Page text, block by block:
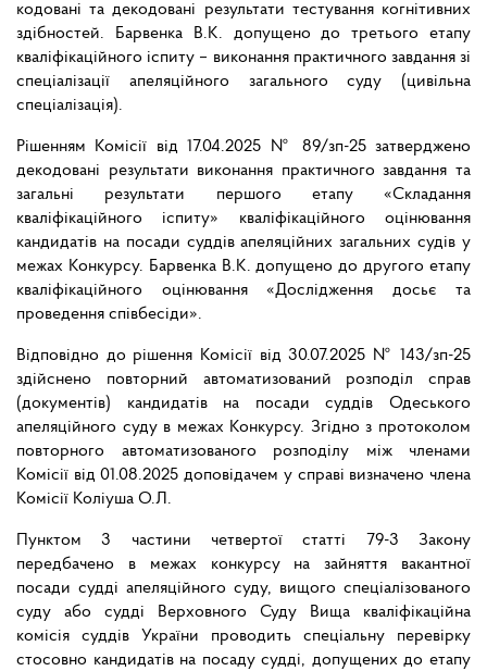
кодовані та декодовані результати тестування когнітивних
здібностей. Барвенка В.К. допущено до третього етапу
кваліфікаційного іспиту – виконання практичного завдання зі
спеціалізації апеляційного загального суду (цивільна
спеціалізація).
Рішенням Комісії від 17.04.2025 № 89/зп-25 затверджено
декодовані результати виконання практичного завдання та
загальні результати першого етапу «Складання
кваліфікаційного іспиту» кваліфікаційного оцінювання
кандидатів на посади суддів апеляційних загальних судів у
межах Конкурсу. Барвенка В.К. допущено до другого етапу
кваліфікаційного оцінювання «Дослідження досьє та
проведення співбесіди».
Відповідно до рішення Комісії від 30.07.2025 № 143/зп-25
здійснено повторний автоматизований розподіл справ
(документів) кандидатів на посади суддів Одеського
апеляційного суду в межах Конкурсу. Згідно з протоколом
повторного автоматизованого розподілу між членами
Комісії від 01.08.2025 доповідачем у справі визначено члена
Комісії Коліуша О.Л.
Пунктом 3 частини четвертої статті 79-3 Закону
передбачено в межах конкурсу на зайняття вакантної
посади судді апеляційного суду, вищого спеціалізованого
суду або судді Верховного Суду Вища кваліфікаційна
комісія суддів України проводить спеціальну перевірку
стосовно кандидатів на посаду судді, допущених до етапу